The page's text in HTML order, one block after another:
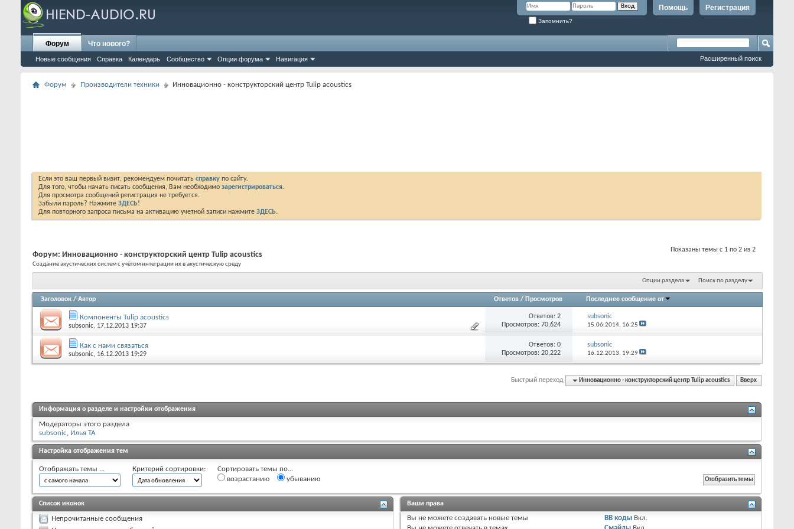
Регистрация
Помощь
Запомнить?
Форум
Новые сообщения Справка Календарь Сообщество Опции форума Навигация
Что нового?
Расширенный поиск
Форум Производители техники Инновационно - конструкторский центр Tulip acoustics
Если это ваш первый визит, рекомендуем почитать справку по сайту.
Для того, чтобы начать писать сообщения, Вам необходимо зарегистрироваться.
Для просмотра сообщений регистрация не требуется.
Забыли пароль? Нажмите ЗДЕСЬ!
Для повторного запроса письма на активацию учетной записи нажмите ЗДЕСЬ.
Показаны темы с 1 по 2 из 2
Форум: Инновационно - конструкторский центр Tulip acoustics
Создание акустических систем с учётом интеграции их в акустическую среду
Опции раздела Поиск по разделу
Заголовок / Автор Ответов / Просмотров Последнее сообщение от
Компоненты Tulip acoustics
subsonic, 17.12.2013 19:37
Ответов:2
Просмотров: 70,624
subsonic
15.06.2014, 16:25
Как с нами связаться
subsonic, 16.12.2013 19:29
Ответов:0
Просмотров: 20,222
subsonic
16.12.2013, 19:29
Быстрый переход Инновационно - конструкторский центр Tulip acoustics Вверх
Информация о разделе и настройки отображения
Модераторы этого раздела
subsonic, Илья TA
Настройка отображения тем
Отображать темы ... Критерий сортировки:
Сортировать темы по...
возрастанию
убыванию
Список иконок
Непрочитанные сообщения
Ваши права
Вы не можете создавать новые темы
BB коды Вкл.